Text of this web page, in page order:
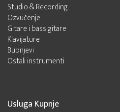
Studio & Recording
Ozvučenje
Gitare i bass gitare
Klavijature
Bubnjevi
Ostali instrumenti
Usluga Kupnje